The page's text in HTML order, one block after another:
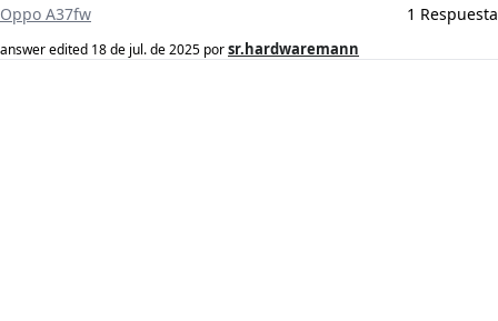
Oppo A37fw 1 Respuesta
answer edited 18 de jul. de 2025 porsr.hardwaremann